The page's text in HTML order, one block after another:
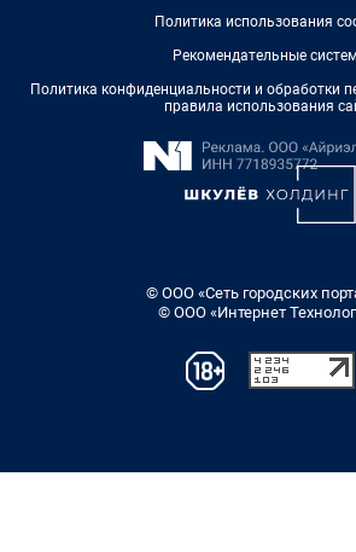
Политика использования
Рекомендательные
Политика конфиденциальности и обработки
правила использования
© ООО «Сеть городских
© ООО «Интернет